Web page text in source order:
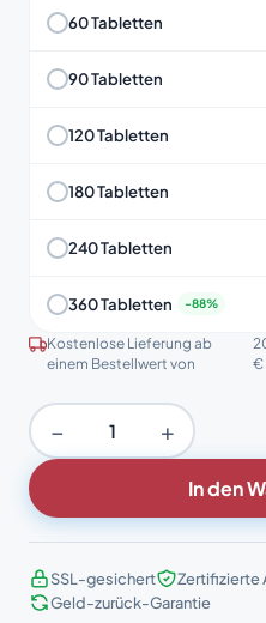
60 Tabletten
90 Tabletten
120 Tabletten
180 Tabletten
240 Tabletten
360 Tabletten
Kostenlose Lieferung ab
einem Bestellwert von
€
− +
In den
SSL-gesichert
Zertifizierte
Geld-zurück-Garantie